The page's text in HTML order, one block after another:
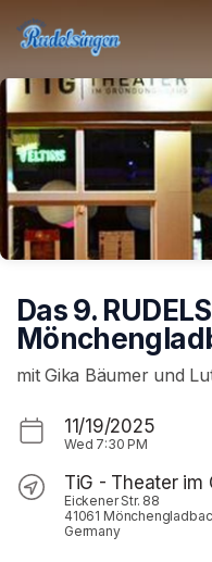
Skip header
Das 9.
mit Gika Bäumer und
11/19/2025
Wed 7:30 PM
TiG - Theater im
Eickener Str. 88
41061
Germany